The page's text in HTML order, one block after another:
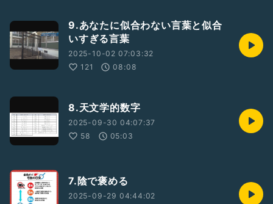
9.あなたに似合わない言葉と似合
いすぎる言葉
2025-10-02 07:03:32
121
08:08
8.天文学的数字
2025-09-30 04:07:37
58
05:03
7.陰で褒める
2025-09-29 04:44:02